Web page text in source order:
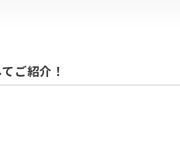
）
ご紹介！